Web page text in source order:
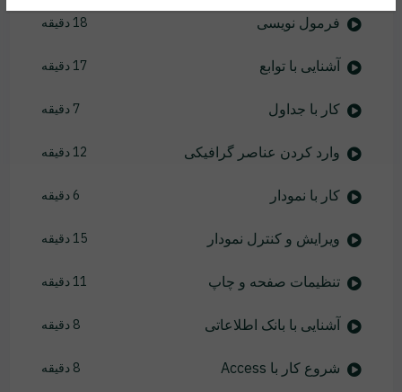
فرمول نویسی 18 دقیقه
آشنایی با توابع 17 دقیقه
کار با جداول 7 دقیقه
وارد کردن عناصر گرافیکی 12 دقیقه
کار با نمودار 6 دقیقه
ویرایش و کنترل نمودار 15 دقیقه
تنظیمات صفحه و چاپ 11 دقیقه
آشنایی با بانک اطلاعاتی 8 دقیقه
شروع کار با Access 8 دقیقه